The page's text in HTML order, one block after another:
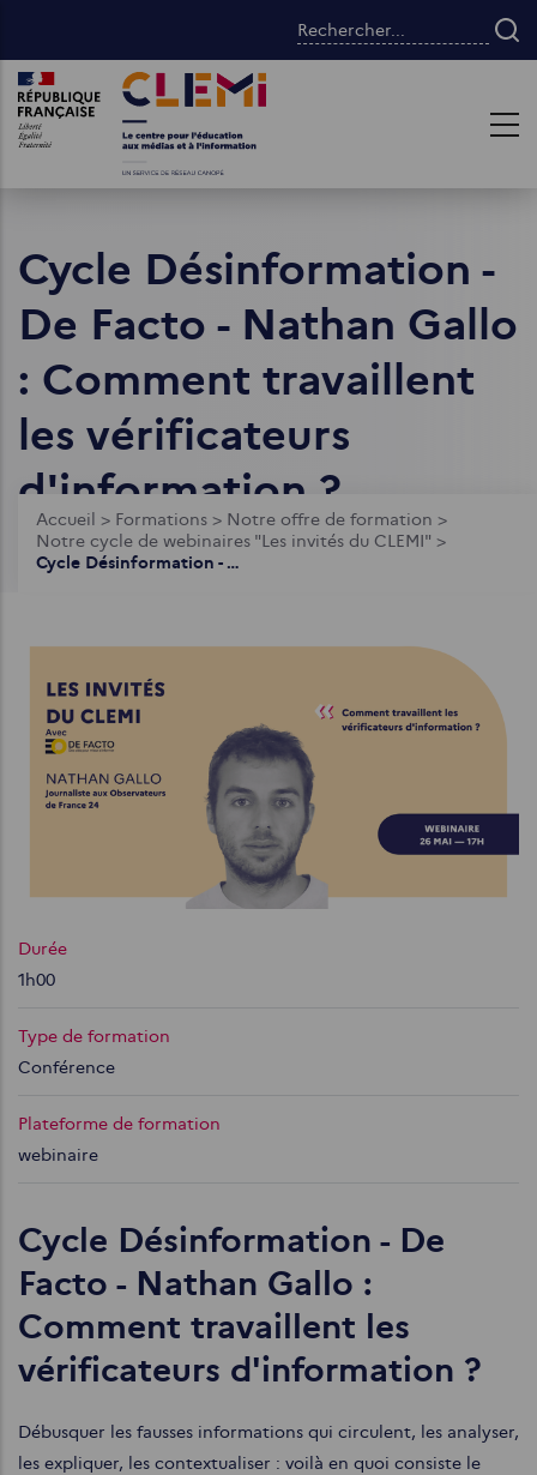
contenu
principal
Rechercher...
Images Images
Cycle Désinformation -
De Facto - Nathan Gallo
: Comment travaillent
les vérificateurs
d'information ?
Fil
d'Ariane
Accueil > Formations > Notre offre de formation >
Notre cycle de webinaires "Les invités du CLEMI" >
Cycle Désinformation - De Facto - Nathan Gallo : Comment travaillent les vérificateurs d'information ?
Durée
1h00
Type de formation
Conférence
Plateforme de formation
webinaire
Cycle Désinformation - De
Facto - Nathan Gallo :
Comment travaillent les
vérificateurs d'information ?
Débusquer les fausses informations qui circulent, les analyser,
les expliquer, les contextualiser : voilà en quoi consiste le